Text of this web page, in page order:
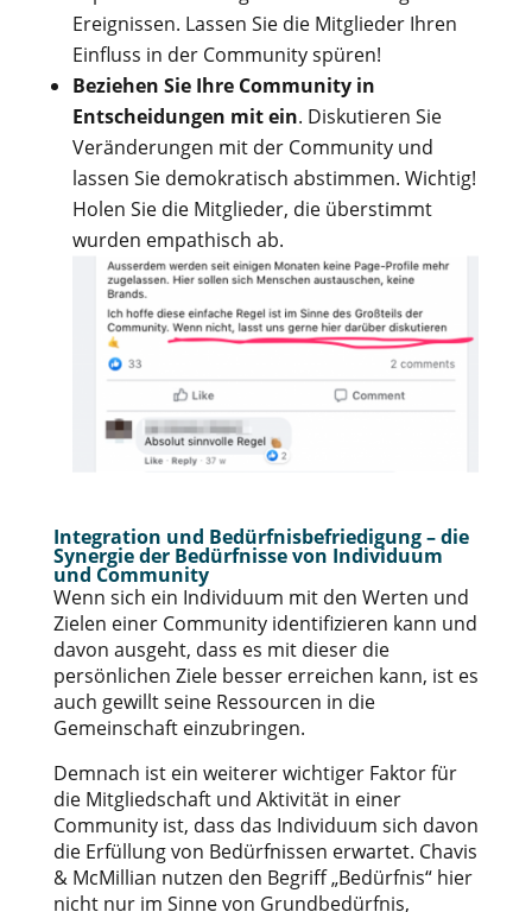
Ereignissen. Lassen Sie die Mitglieder Ihren
Einfluss in der Community spüren!
Beziehen Sie Ihre Community in
Entscheidungen mit ein. Diskutieren Sie
Veränderungen mit der Community und
lassen Sie demokratisch abstimmen. Wichtig!
Holen Sie die Mitglieder, die überstimmt
wurden empathisch ab.
Integration und Bedürfnisbefriedigung – die
Synergie der Bedürfnisse von Individuum
und Community
Wenn sich ein Individuum mit den Werten und
Zielen einer Community identifizieren kann und
davon ausgeht, dass es mit dieser die
persönlichen Ziele besser erreichen kann, ist es
auch gewillt seine Ressourcen in die
Gemeinschaft einzubringen.
Demnach ist ein weiterer wichtiger Faktor für
die Mitgliedschaft und Aktivität in einer
Community ist, dass das Individuum sich davon
die Erfüllung von Bedürfnissen erwartet. Chavis
& McMillian nutzen den Begriff „Bedürfnis“ hier
nicht nur im Sinne von Grundbedürfnis,